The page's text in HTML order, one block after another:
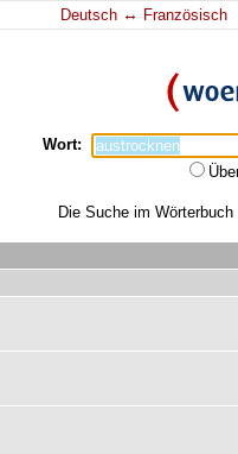
Deutsch ↔ Französisch
Wort:
Die Suche im